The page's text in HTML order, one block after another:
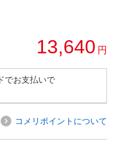
13,640 円
でお支払いで
コメリポイントについて